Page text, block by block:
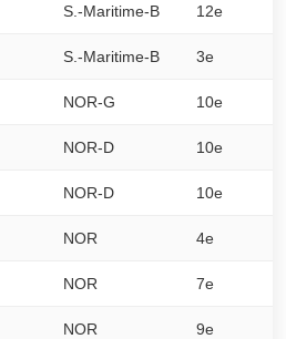
S.-Maritime-B 12e
S.-Maritime-B 3e
NOR-G 10e
NOR-D 10e
NOR-D 10e
NOR 4e
NOR 7e
NOR 9e